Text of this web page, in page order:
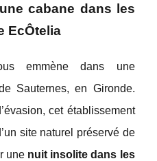
cabane dans les
EcÔtelia
emmène dans une
Sauternes, en Gironde.
cet établissement
site naturel préservé de
une nuit insolite dans les